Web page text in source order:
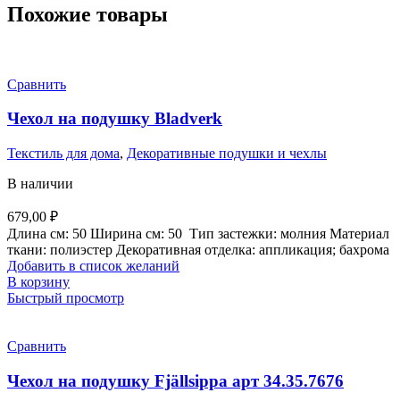
Похожие товары
Сравнить
Чехол на подушку Bladverk
Текстиль для дома, Декоративные подушки и чехлы
В наличии
679,00 ₽
Длина см: 50 Ширина см: 50 Тип застежки: молния Материал
ткани: полиэстер Декоративная отделка: аппликация; бахрома
Добавить в список желаний
В корзину
Быстрый просмотр
Сравнить
Чехол на подушку Fjällsippa арт 34.35.7676